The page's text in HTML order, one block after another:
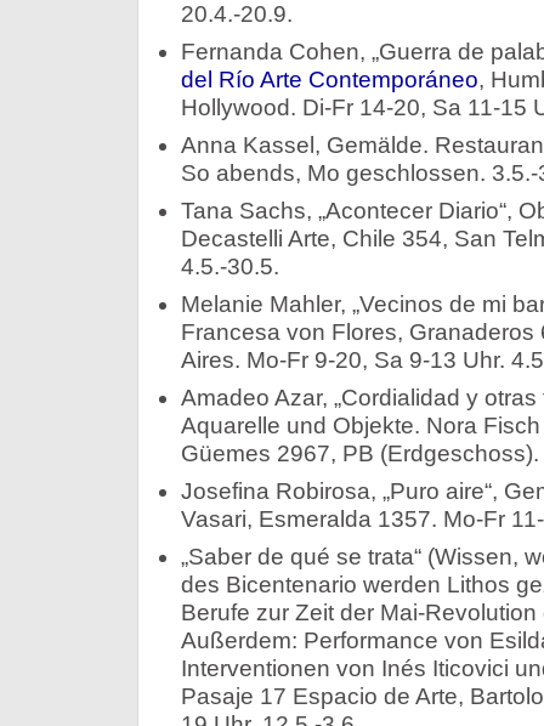
20.4.-20.9.
Fernanda Cohen, „Guerra de
del Río Arte Contemporáneo,
Hollywood. Di-Fr 14-20, Sa 11-15
Anna Kassel, Gemälde.
So abends, Mo geschlossen. 3.5.-
Tana Sachs, „Acontecer Diario“,
Decastelli Arte, Chile 354, San
4.5.-30.5.
Melanie Mahler, „Vecinos de mi
Francesa von Flores, Granaderos
Aires. Mo-Fr 9-20, Sa 9-13 Uhr.
Amadeo Azar, „Cordialidad y otras
Aquarelle und Objekte. Nora
Güemes 2967, PB (Erdgeschoss).
Josefina Robirosa, „Puro aire“,
Vasari, Esmeralda 1357. Mo-Fr
„Saber de qué se trata“ (Wissen,
des Bicentenario werden Lithos
Berufe zur Zeit der Mai-
Außerdem: Performance von
Interventionen von Inés Iticovici
Pasaje 17 Espacio de Arte,